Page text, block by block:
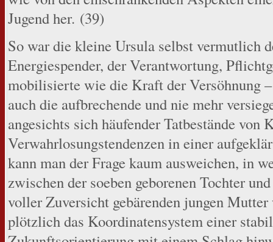
Jugend her. (39)
So war die kleine Ursula selbst vermutlich
Energiespender, der Verantwortung,
mobilisierte wie die Kraft der Versöhnung
auch die aufbrechende und nie mehr
angesichts sich häufender Tatbestände von
Verwahrlosungstendenzen in einer
kann man der Frage kaum ausweichen, in
zwischen der soeben geborenen Tochter
voller Zuversicht gebärenden jungen
plötzlich das Koordinatensystem einer